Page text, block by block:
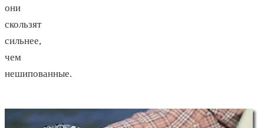
они
скользят
сильнее,
чем
нешипованные.